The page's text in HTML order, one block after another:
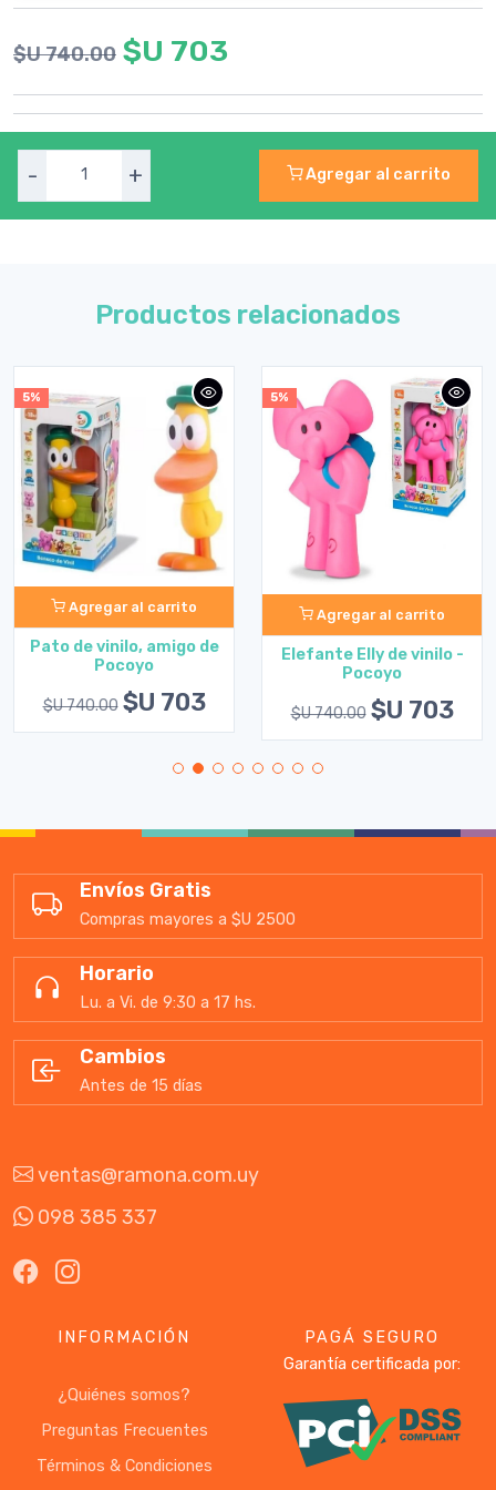
$U 740.00 $U 703
- + Agregar al carrito
Productos relacionados
5%
Agregar al carrito
Pato de vinilo, amigo de
Pocoyo
$U 740.00 $U 703
5%
Agregar al carrito
Elefante Elly de vinilo -
Pocoyo
$U 740.00 $U 703
Envíos Gratis
Compras mayores a $U 2500
Horario
Lu. a Vi. de 9:30 a 17 hs.
Cambios
Antes de 15 días
ventas@ramona.com.uy
098 385 337
INFORMACIÓN
¿Quiénes somos?
Preguntas Frecuentes
Términos & Condiciones
PAGÁ SEGURO
Garantía certificada por: